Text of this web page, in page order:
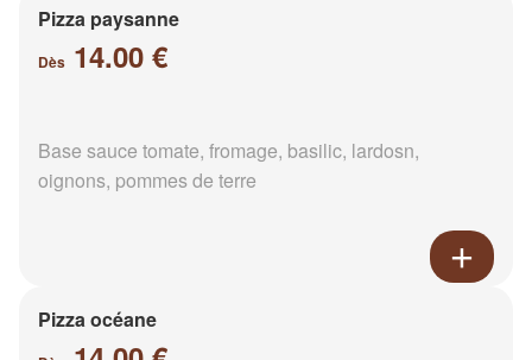
Pizza paysanne
Dès 14.00 €
Base sauce tomate, fromage, basilic, lardosn,
oignons, pommes de terre
Pizza océane